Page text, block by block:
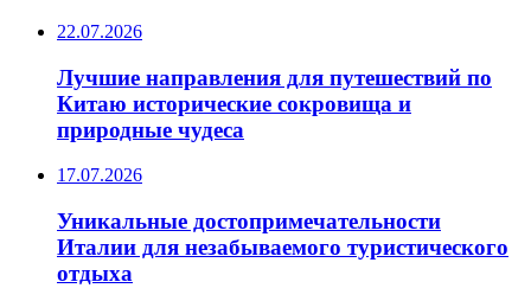
22.07.2026
Лучшие направления для путешествий по
Китаю исторические сокровища и
природные чудеса
17.07.2026
Уникальные достопримечательности
Италии для незабываемого туристического
отдыха